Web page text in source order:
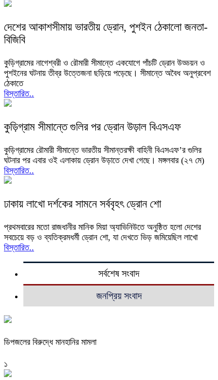
দেশের আকাশসীমায় ভারতীয় ড্রোন, পুশইন ঠেকালো জনতা-
বিজিবি
কুড়িগ্রামের নাগেশ্বরী ও রৌমারী সীমান্তে একযোগে পাঁচটি ড্রোন উড্ডয়ন ও
পুশইনের ঘটনায় তীব্র উত্তেজনা ছড়িয়ে পড়েছে। সীমান্তে অবৈধ অনুপ্রবেশ
ঠেকাতে
বিস্তারিত..
কুড়িগ্রাম সীমান্তে গুলির পর ড্রোন উড়াল বিএসএফ
কুড়িগ্রামের রৌমারী সীমান্তে ভারতীয় সীমান্তরক্ষী বাহিনী বিএসএফ’র গুলির
ঘটনার পর এবার ওই এলাকায় ড্রোন উড়াতে দেখা গেছে। মঙ্গলবার (২৭ মে)
বিস্তারিত..
ঢাকায় লাখো দর্শকের সামনে সর্ববৃহৎ ড্রোন শো
প্রথমবারের মতো রাজধানীর মানিক মিয়া অ্যাভিনিউতে অনুষ্ঠিত হলো দেশের
সবচেয়ে বড় ও ব্যতিক্রমধর্মী ড্রোন শো, যা দেখতে ভিড় জমিয়েছিল লাখো
বিস্তারিত..
সর্বশেষ সংবাদ
জনপ্রিয় সংবাদ
ডিপজলের বিরুদ্ধে মানহানির মামলা
১